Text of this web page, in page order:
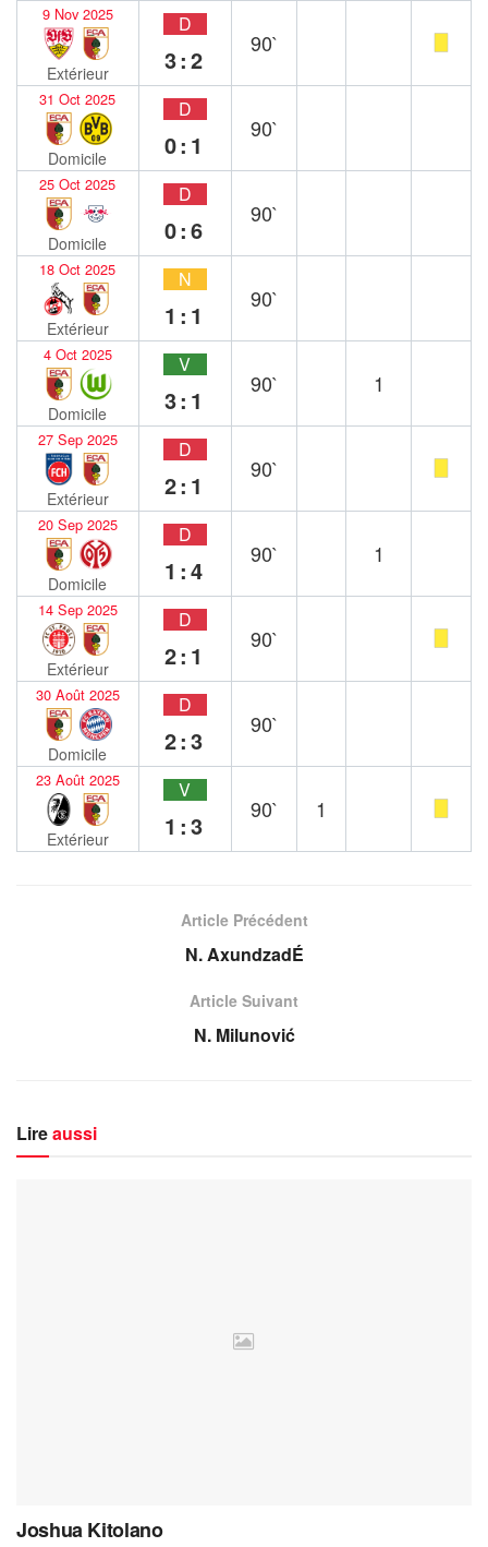
9 Nov 2025
Extérieur
D
3:2
90`
31 Oct 2025
Domicile
D
0:1
90`
25 Oct 2025
Domicile
D
0:6
90`
18 Oct 2025
Extérieur
N
1:1
90`
4 Oct 2025
Domicile
V
3:1
90` 1
27 Sep 2025
Extérieur
D
2:1
90`
20 Sep 2025
Domicile
D
1:4
90` 1
14 Sep 2025
Extérieur
D
2:1
90`
30 Août 2025
Domicile
D
2:3
90`
23 Août 2025
Extérieur
V
1:3
90` 1
Article Précédent
N. AxundzadÉ
Article Suivant
N. Milunović
Lireaussi
Joshua Kitolano